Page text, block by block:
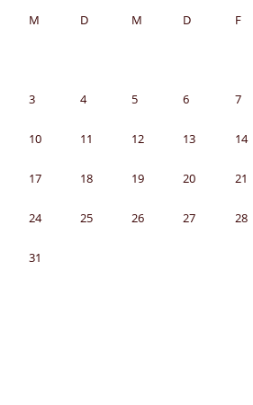
M
D M D F
3 4 5 6 7
10 11 12 13 14
17 18 19 20 21
24 25 26 27 28
31